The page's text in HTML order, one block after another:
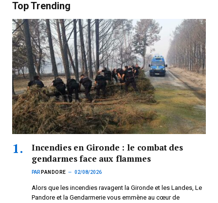
Top Trending
Incendies en Gironde : le combat des
gendarmes face aux flammes
PAR PANDORE 02/08/2026
Alors que les incendies ravagent la Gironde et les Landes, Le
Pandore et la Gendarmerie vous emmène au cœur de